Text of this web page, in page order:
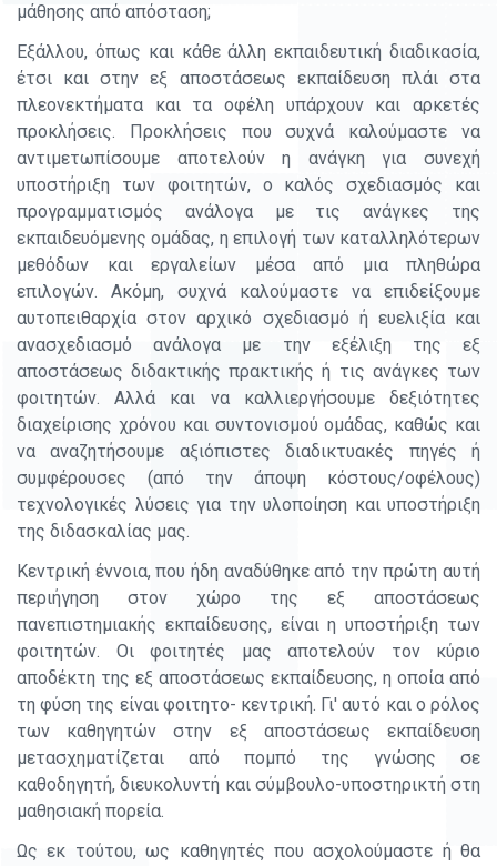
μάθησης από απόσταση;
Εξάλλου, όπως και κάθε άλλη εκπαιδευτική διαδικασία,
έτσι και στην εξ αποστάσεως εκπαίδευση πλάι στα
πλεονεκτήματα και τα οφέλη υπάρχουν και αρκετές
προκλήσεις. Προκλήσεις που συχνά καλούμαστε να
αντιμετωπίσουμε αποτελούν η ανάγκη για συνεχή
υποστήριξη των φοιτητών, ο καλός σχεδιασμός και
προγραμματισμός ανάλογα με τις ανάγκες της
εκπαιδευόμενης ομάδας, η επιλογή των καταλληλότερων
μεθόδων και εργαλείων μέσα από μια πληθώρα
επιλογών. Ακόμη, συχνά καλούμαστε να επιδείξουμε
αυτοπειθαρχία στον αρχικό σχεδιασμό ή ευελιξία και
ανασχεδιασμό ανάλογα με την εξέλιξη της εξ
αποστάσεως διδακτικής πρακτικής ή τις ανάγκες των
φοιτητών. Αλλά και να καλλιεργήσουμε δεξιότητες
διαχείρισης χρόνου και συντονισμού ομάδας, καθώς και
να αναζητήσουμε αξιόπιστες διαδικτυακές πηγές ή
συμφέρουσες (από την άποψη κόστους/οφέλους)
τεχνολογικές λύσεις για την υλοποίηση και υποστήριξη
της διδασκαλίας μας.
Κεντρική έννοια, που ήδη αναδύθηκε από την πρώτη αυτή
περιήγηση στον χώρο της εξ αποστάσεως
πανεπιστημιακής εκπαίδευσης, είναι η υποστήριξη των
φοιτητών. Οι φοιτητές μας αποτελούν τον κύριο
αποδέκτη της εξ αποστάσεως εκπαίδευσης, η οποία από
τη φύση της είναι φοιτητο- κεντρική. Γι' αυτό και ο ρόλος
των καθηγητών στην εξ αποστάσεως εκπαίδευση
μετασχηματίζεται από πομπό της γνώσης σε
καθοδηγητή, διευκολυντή και σύμβουλο-υποστηρικτή στη
μαθησιακή πορεία.
Ως εκ τούτου, ως καθηγητές που ασχολούμαστε ή θα